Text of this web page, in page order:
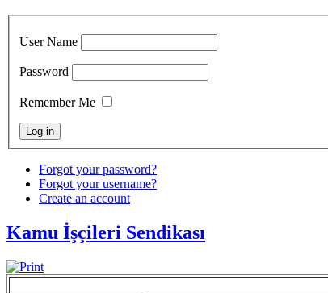
User Name
Password
Remember Me
Forgot your password?
Forgot your username?
Create an account
Kamu İşçileri Sendikası